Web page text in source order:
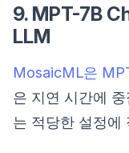
9. MPT-7B
LLM
MosaicML은
은 지연 시간에
는 적당한 설정에